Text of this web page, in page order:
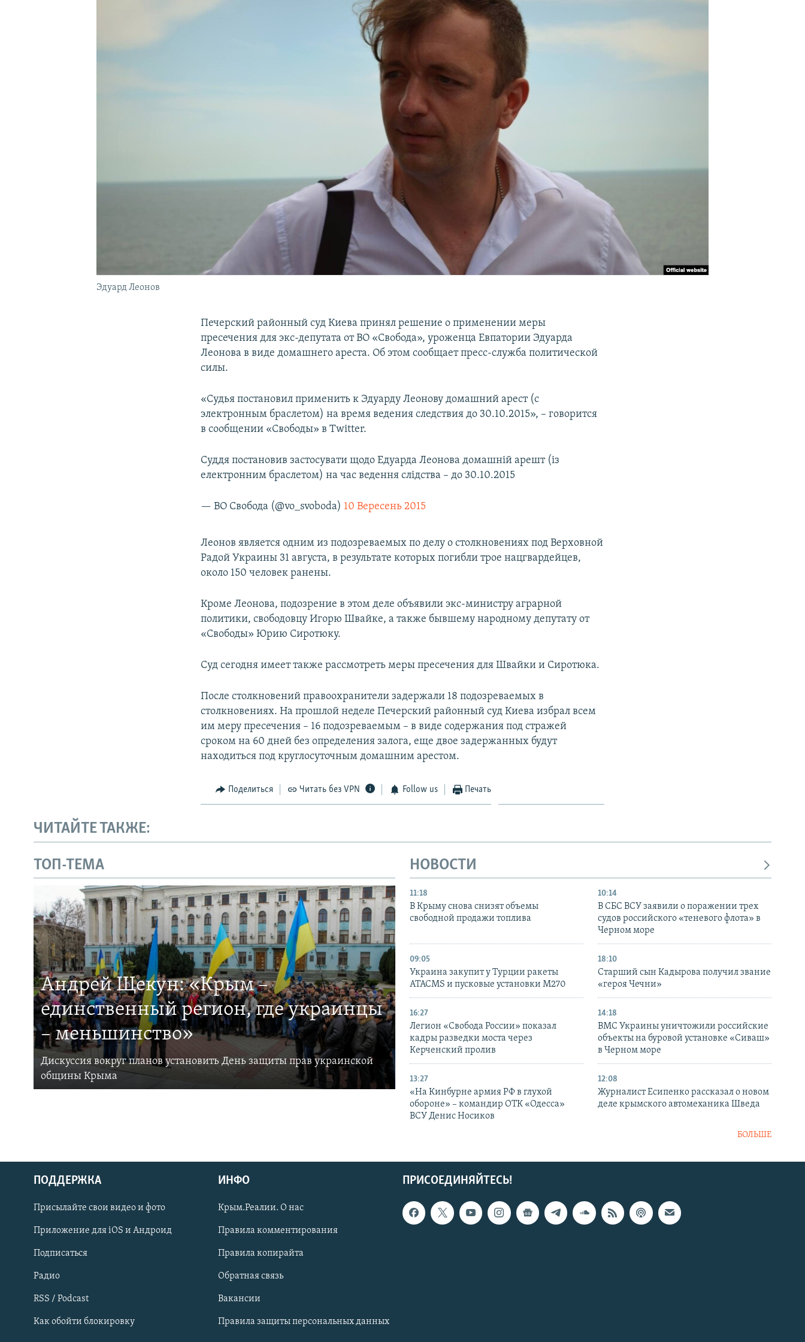
Українською
Qırımtatar
ПРИСОЕДИНЯЙТЕСЬ!
Эдуард Леонов
Печерский районный суд Киева принял решение о применении меры
пресечения для экс-депутата от ВО «Свобода», уроженца Евпатории Эдуарда
Леонова в виде домашнего ареста. Об этом сообщает пресс-служба политической
силы.
«Судья постановил применить к Эдуарду Леонову домашний арест (с
электронным браслетом) на время ведения следствия до 30.10.2015», – говорится
в сообщении «Свободы» в Twitter.
Суддя постановив застосувати щодо Едуарда Леонова домашній арешт (із
електронним браслетом) на час ведення слідства – до 30.10.2015
— ВО Свобода (@vo_svoboda) 10 Вересень 2015
Леонов является одним из подозреваемых по делу о столкновениях под Верховной
Радой Украины 31 августа, в результате которых погибли трое нацгвардейцев,
около 150 человек ранены.
Кроме Леонова, подозрение в этом деле объявили экс-министру аграрной
политики, свободовцу Игорю Швайке, а также бывшему народному депутату от
«Свободы» Юрию Сиротюку.
Суд сегодня имеет также рассмотреть меры пресечения для Швайки и Сиротюка.
После столкновений правоохранители задержали 18 подозреваемых в
столкновениях. На прошлой неделе Печерский районный суд Киева избрал всем
им меру пресечения – 16 подозреваемым – в виде содержания под стражей
сроком на 60 дней без определения залога, еще двое задержанных будут
находиться под круглосуточным домашним арестом.
Поделиться Читать без VPN Follow us Печать
ЧИТАЙТЕ ТАКЖЕ:
ТОП-ТЕМА
Андрей Щекун: «Крым –
единственный регион, где украинцы
– меньшинство»
Дискуссия вокруг планов установить День защиты прав украинской
общины Крыма
НОВОСТИ
11:18
В Крыму снова снизят объемы
свободной продажи топлива
10:14
В СБС ВСУ заявили о поражении трех
судов российского «теневого флота» в
Черном море
09:05
Украина закупит у Турции ракеты
ATACMS и пусковые установки M270
18:10
Старший сын Кадырова получил звание
«героя Чечни»
16:27
Легион «Свобода России» показал
кадры разведки моста через
Керченский пролив
14:18
ВМС Украины уничтожили российские
объекты на буровой установке «Сиваш»
в Черном море
13:27
«На Кинбурне армия РФ в глухой
обороне» – командир ОТК «Одесса»
ВСУ Денис Носиков
12:08
Журналист Есипенко рассказал о новом
деле крымского автомеханика Шведа
БОЛЬШЕ
ПРИСОЕДИНЯЙТЕСЬ!
ПОДДЕРЖКА
Присылайте свои видео и фото
Приложение для iOS и Андроид
Подписаться
Радио
RSS / Podcast
Как обойти блокировку
ИНФО
Крым.Реалии. О нас
Правила комментирования
Правила копирайта
Обратная связь
Вакансии
Правила защиты персональных данных